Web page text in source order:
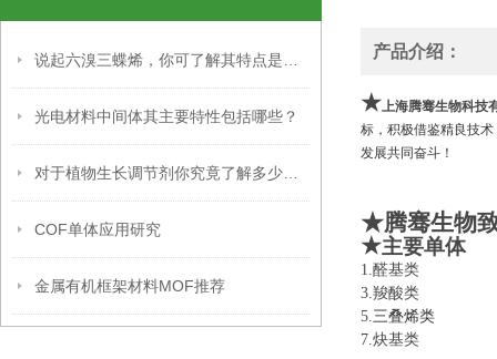
光电材料中间体其主要特性包括哪些？
COF单体应用研究
金属有机框架材料MOF推荐
产品介绍：
★上海腾骞生物科技
标，积极借鉴精良技
发展共同奋斗！
★腾骞生物
★主要单体
1.醛基
3.羧酸
5.三叠烯类
7.炔基类